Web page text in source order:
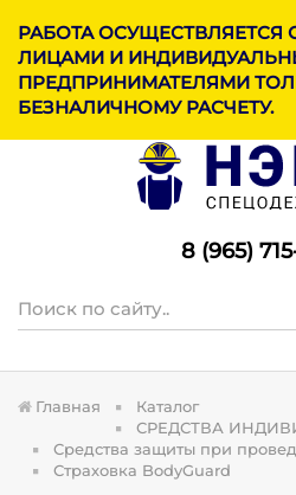
РАБОТА
ЛИЦАМИ И
ПРЕДПРИНИМАТЕЛЯМИ
БЕЗНАЛИЧНОМУ РАСЧЕТУ.
8 (965)
Главная
Каталог
СРЕДСТВА
Средства защиты при
Страховка BodyGuard